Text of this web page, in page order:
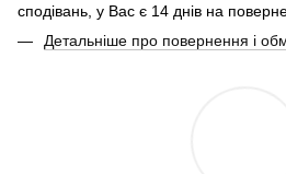
сподівань, у Вас є 14 днів на
Детальніше про повернення і